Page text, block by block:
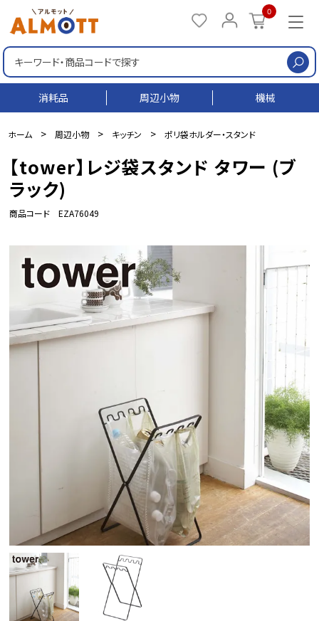
0
消耗品 周辺小物 機械
ホーム > 周辺小物 > キッチン > ポリ袋ホルダー・スタンド
【tower】レジ袋スタンド タワー (ブ
ラック)
商品コード EZA76049